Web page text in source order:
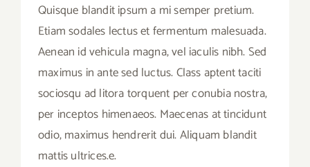
Quisque blandit ipsum a mi semper pretium.
Etiam sodales lectus et fermentum malesuada.
Aenean id vehicula magna, vel iaculis nibh. Sed
maximus in ante sed luctus. Class aptent taciti
sociosqu ad litora torquent per conubia nostra,
per inceptos himenaeos. Maecenas at tincidunt
odio, maximus hendrerit dui. Aliquam blandit
mattis ultrices.e.